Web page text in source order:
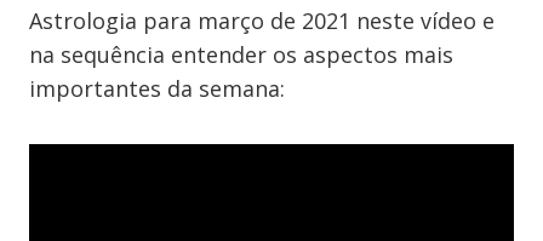
Astrologia para março de 2021 neste vídeo e
na sequência entender os aspectos mais
importantes da semana: